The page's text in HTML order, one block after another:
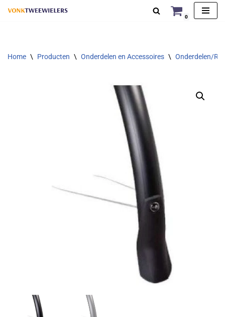
de
0
Home \ Producten \ Onderdelen en Accessoires \ Onderdelen/